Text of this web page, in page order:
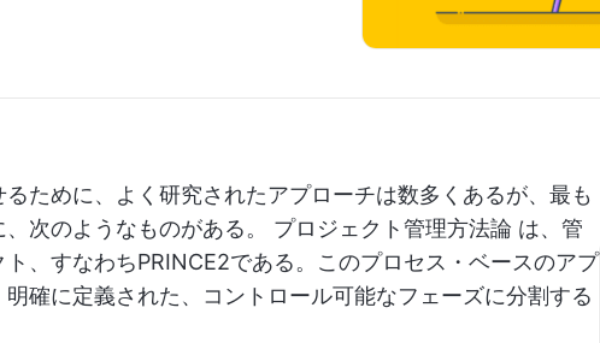
ために、よく研究されたアプローチは数多くあるが、最も
次のようなものがある。 プロジェクト管理方法論 は、管
、すなわちPRINCE2である。このプロセス・ベースのアプ
確に定義された、コントロール可能なフェーズに分割する